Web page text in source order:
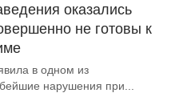
оказались
не готовы к
в одном из
нарушения при...